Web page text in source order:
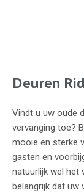
Deuren
Vindt u uw oude
vervanging toe?
mooie en sterke
gasten en
natuurlijk wel het
belangrijk dat uw